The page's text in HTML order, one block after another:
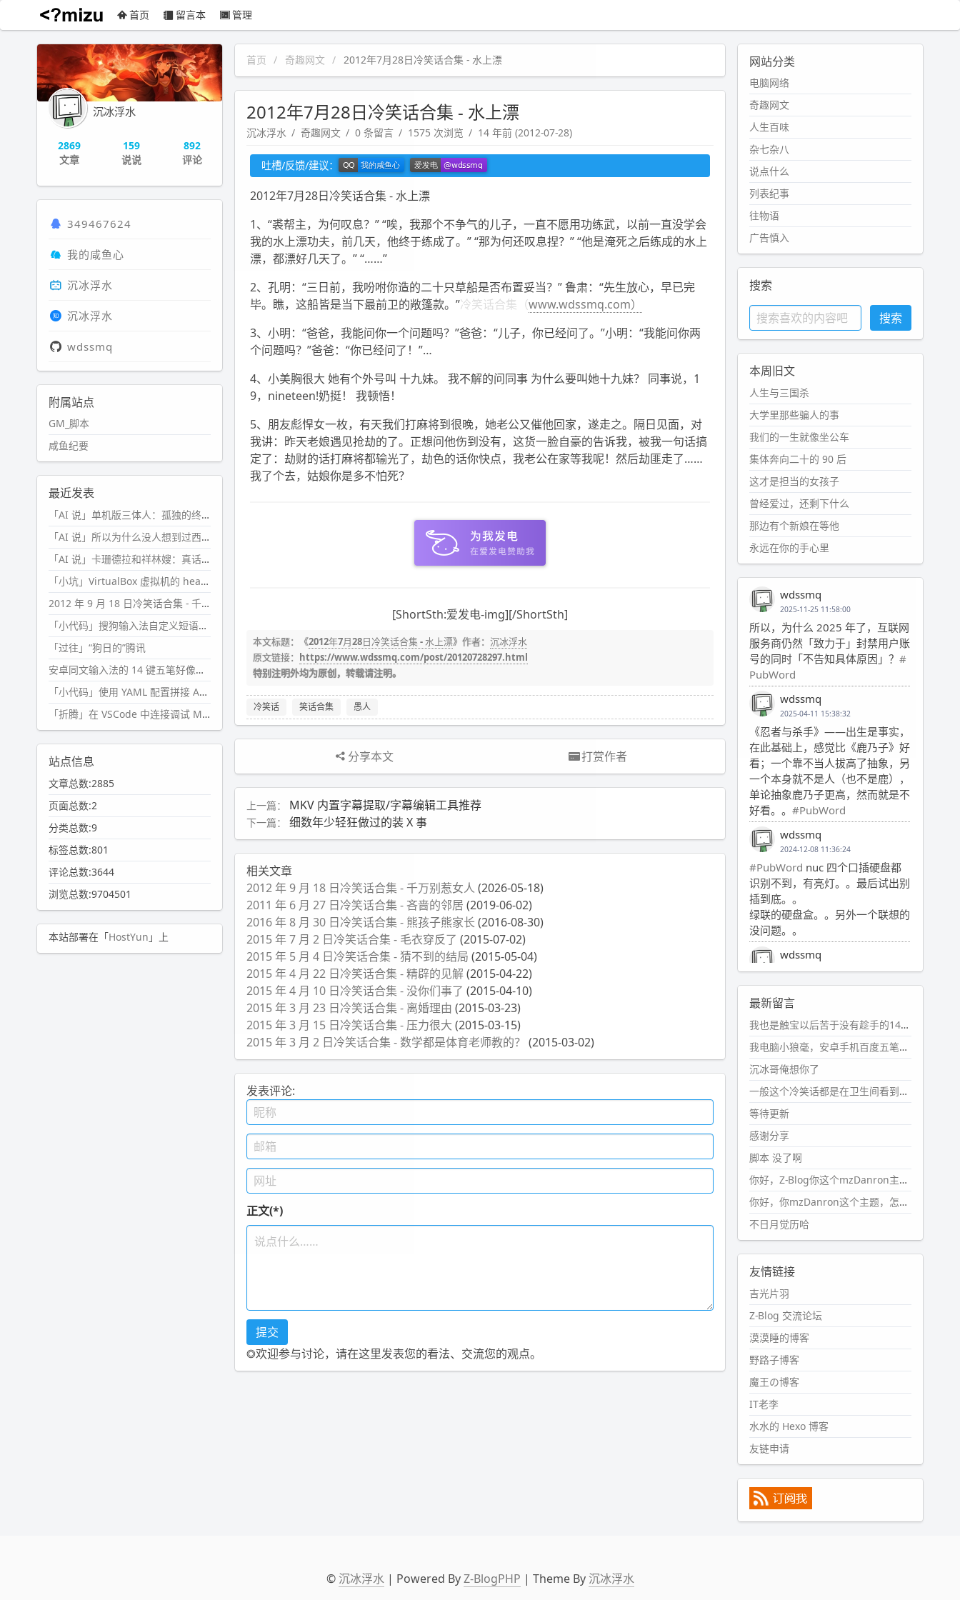
沉冰浮水 首页 留言本 管理
首页 奇趣网文 2012年7月28日冷笑话合集 - 水上漂
2012年7月28日冷笑话合集 - 水上漂
沉冰浮水 奇趣网文 0 条留言 1575 次浏览 14 年前 (2012-07-28)
吐槽/反馈/建议：
2012年7月28日冷笑话合集 - 水上漂
1、“裘帮主，为何叹息？” “唉，我那个不争气的儿子，一直不愿用功练武，以前一直没学会
我的水上漂功夫，前几天，他终于练成了。” “那为何还叹息捏？” “他是淹死之后练成的水上
漂，都漂好几天了。” “……”
2、孔明：“三日前，我吩咐你造的二十只草船是否布置妥当？” 鲁肃：“先生放心，早已完
毕。瞧，这船皆是当下最前卫的敞篷款。”冷笑话合集（www.wdssmq.com）
3、小明：“爸爸，我能问你一个问题吗？”爸爸：“儿子，你已经问了。”小明：“我能问你两
个问题吗？”爸爸：“你已经问了！”…
4、小美胸很大 她有个外号叫 十九妹。 我不解的问同事 为什么要叫她十九妹？ 同事说，1
9，nineteen!奶挺！ 我顿悟！
5、朋友彪悍女一枚，有天我们打麻将到很晚，她老公又催他回家，遂走之。隔日见面，对
我讲：昨天老娘遇见抢劫的了。正想问他伤到没有，这货一脸自豪的告诉我，被我一句话搞
定了：劫财的话打麻将都输光了，劫色的话你快点，我老公在家等我呢！然后劫匪走了……
我了个去，姑娘你是多不怕死？
[ShortSth:爱发电-img][/ShortSth]
本文标题：《2012年7月28日冷笑话合集 - 水上漂》作者： 沉冰浮水
原文链接： https://www.wdssmq.com/post/20120728297.html
特别注明外均为原创，转载请注明。
冷笑话 笑话合集 愚人
分享本文 打赏作者
上一篇： MKV 内置字幕提取/字幕编辑工具推荐
下一篇： 细数年少轻狂做过的装 X 事
相关文章
2012 年 9 月 18 日冷笑话合集 - 千万别惹女人 (2026-05-18)
2011 年 6 月 27 日冷笑话合集 - 吝啬的邻居 (2019-06-02)
2016 年 8 月 30 日冷笑话合集 - 熊孩子熊家长 (2016-08-30)
2015 年 7 月 2 日冷笑话合集 - 毛衣穿反了 (2015-07-02)
2015 年 5 月 4 日冷笑话合集 - 猜不到的结局 (2015-05-04)
2015 年 4 月 22 日冷笑话合集 - 精辟的见解(2015-04-22)
2015 年 4 月 10 日冷笑话合集 - 没你们事了 (2015-04-10)
2015 年 3 月 23 日冷笑话合集 - 离婚理由 (2015-03-23)
2015 年 3 月 15 日冷笑话合集 - 压力很大 (2015-03-15)
2015 年 3 月 2 日冷笑话合集 - 数学都是体育老师教的？ (2015-03-02)
发表评论:
正文(*)
◎欢迎参与讨论，请在这里发表您的看法、交流您的观点。
沉冰浮水
2869
文章
159
说说
892
评论
349467624
我的咸鱼心
沉冰浮水
沉冰浮水
wdssmq
附属站点
GM_脚本
咸鱼纪要
最近发表
「AI 说」单机版三体人：孤独的终极形态
「AI 说」所以为什么没人想到过西西弗斯的膝盖状态？
「AI 说」卡珊德拉和祥林嫂：真话者的悲剧
「小坑」VirtualBox 虚拟机的 headless 启动方式
2012 年 9 月 18 日冷笑话合集 - 千万别惹女人
「小代码」搜狗输入法自定义短语分片管理「Python」
「过往」“狗日的”腾讯
安卓同文输入法的 14 键五笔好像终于能用了?
「小代码」使用 YAML 配置拼接 AI 提示词，随机及条件语句
「折腾」在 VSCode 中连接调试 Microsoft Edge
站点信息
文章总数:2885
页面总数:2
分类总数:9
标签总数:801
评论总数:3644
浏览总数:9704501
本站部署在「HostYun 」上
网站分类
电脑网络
奇趣网文
人生百味
杂七杂八
说点什么
列表纪事
往物语
广告慎入
搜索
本周旧文
人生与三国杀
大学里那些骗人的事
我们的一生就像坐公车
集体奔向二十的 90 后
这才是担当的女孩子
曾经爱过，还剩下什么
那边有个新娘在等他
永远在你的手心里
wdssmq
2025-11-25 11:58:00
所以，为什么 2025 年了，互联网
服务商仍然「致力于」封禁用户账
号的同时「不告知具体原因」？ #
PubWord
wdssmq
2025-04-11 15:38:32
《忍者与杀手》——出生是事实，
在此基础上，感觉比《鹿乃子》好
看；一个靠不当人拔高了抽象，另
一个本身就不是人（也不是鹿），
单论抽象鹿乃子更高，然而就是不
好看。。 #PubWord
wdssmq
2024-12-08 11:36:24
#PubWord nuc 四个口插硬盘都
识别不到，有亮灯。。最后试出别
插到底。。
绿联的硬盘盒。。另外一个联想的
没问题。。
wdssmq
2024-11-19 17:31:51
#PubWord近期观影记录：超级
马里奥，死侍与金刚狼。。
wdssmq
2024-10-08 10:12:25
#PubWord搬家也告一段落，虽
然搬过来的东西还得归置，新衣柜
虽说已经散俩月味儿了，但还是不
想放衣服进去。
wdssmq
2024-09-23 21:00:49
#PubWord
一次？？碎雨集_沉冰浮水_第1页
https://www.wdssmq.com/ta
g/%E7%A2%8E%E9%9B%A8%E
9%9B%86/
wdssmq
2024-09-23 20:58:40
话，2024 年目前只发了 13 条
嘟？？？？
wdssmq
2024-09-15 10:32:07
#PubWordVSCode 内 git 操作卡
住的时候没办法主动取消一直是个
痛点，一般都是推送或拉取，今天
连提交都卡了。。
wdssmq
#PubWord又一个夏天过去了，
所以今年也没买防水鞋套；然后天
凉了，为了应对踢被子买了睡袋，
不知道 1.2 米会不会略窄。。
最新留言
我也是触宝以后苦于没有趁手的14键五笔键盘久矣上面那位兄台用的百度双键点划布局我也用过很久，那个皮肤做得很粗糙，个别键位的触发区域是错位的，快速打字时很容易出错，修改它的皮肤文件校正后勉强能用，但早年出的皮肤分辨率太低，实在谈不上美观。百度小米定制版的商店里有一个"小黑板"皮肤还不错(百度官方输入法商店里没有)，但那个风格我不喜欢这两天找到了一个叫"森林集"的公众号，开发了海量的皮肤，很多都有14键版本，付费但很便宜，几块钱，终于有自己满意的输入法了搜了一下，这个工作室还是百度的官方合作伙伴，不知道为什么14键作品都不在官方商店上架，难道是百度官方在刻意放弃14键？
我电脑小狼毫，安卓手机百度五笔，皮肤用的双键点划，挺好的。
沉冰哥俺想你了
一般这个冷笑话都是在卫生间看到的多
等待更新
感谢分享
脚本 没了啊
你好，Z-Blog你这个mzDanron主题，怎么去除文章标题图像和文章摘要，仅显示标题，感谢回复！
你好，你mzDanron这个主题，怎么去除文章标题的图像和文章摘要！仅显示标题，感谢回复解决！
不日月觉历哈
友情链接
吉光片羽
Z-Blog 交流论坛
漠漠睡的博客
野路子博客
魔王の博客
IT老李
水水的 Hexo 博客
友链申请
© 沉冰浮水| Powered ByZ-BlogPHP | Theme By 沉冰浮水